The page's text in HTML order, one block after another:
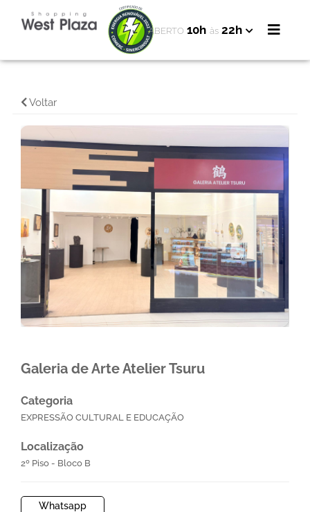
ABERTO 10h às 22h
Voltar
Galeria de Arte Atelier Tsuru
Categoria
EXPRESSÃO CULTURAL E EDUCAÇÃO
Localização
2º Piso - Bloco B
Whatsapp